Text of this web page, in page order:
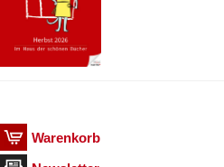
Warenkorb